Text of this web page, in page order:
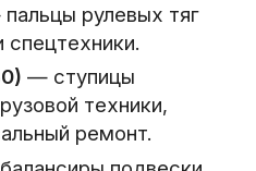
рулевых тяг
спецтехники.
— ступицы
техники,
ремонт.